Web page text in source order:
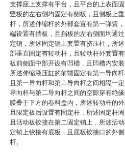
支撑座上支撑有平台，且平台的上表面
竖板的左右侧均固定有侧板，且侧板上
杆，所述伸缩杆的外部套置有第一弹簧
端设置有挡板，且挡板的左右侧面均通
定销，所述固定销上套置有挤压柱，所
部垂直固定有转动杆，且转动杆外套置
板前侧面中部开设有凹槽，且凹槽内安装
所述伸缩液压缸的前端固定有第一导向杆
且第一导向杆和第二导向杆之间相隔一
导向杆与第二导向杆之间的空隙穿有绝
膜叠于下方的卷料盒内，所述转动杆的外
且限定板后设置有固定杆，所述固定杆
且活动板铰接在第二固定销上，所述活
定销上铰接有底板，且底板铰接口的外
杆。